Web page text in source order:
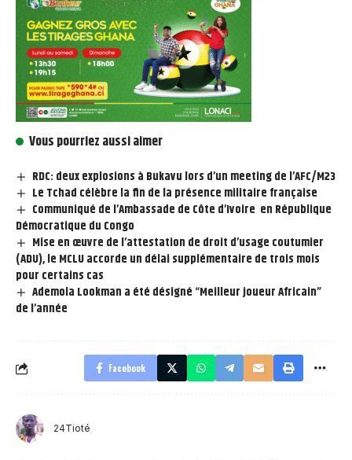
Vous pourriez aussi aimer
RDC: deux explosions à Bukavu lors d’un meeting de l’AFC/M23
Le Tchad célèbre la fin de la présence militaire française
Communiqué de l’Ambassade de Côte d’Ivoire en République
Démocratique du Congo
Mise en œuvre de l’attestation de droit d’usage coutumier
(ADU), le MCLU accorde un délai supplémentaire de trois mois
pour certains cas
Ademola Lookman a été désigné “Meilleur joueur Africain”
de l’année
Facebook
24Tioté